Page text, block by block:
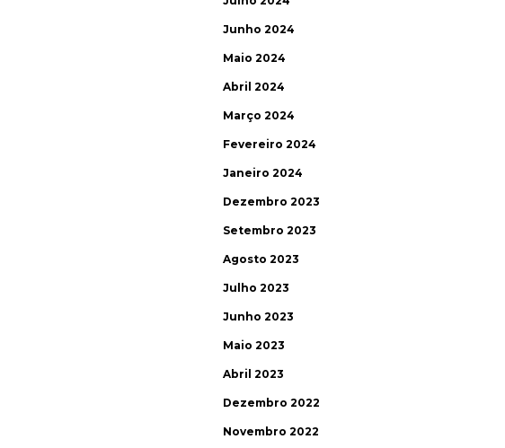
Junho 2024
Maio 2024
Abril 2024
Março 2024
Fevereiro 2024
Janeiro 2024
Dezembro 2023
Setembro 2023
Agosto 2023
Julho 2023
Junho 2023
Maio 2023
Abril 2023
Dezembro 2022
Novembro 2022